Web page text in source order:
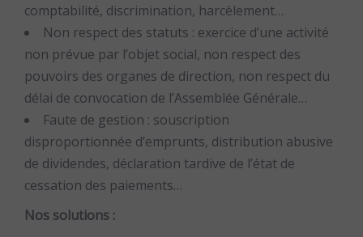
comptabilité, discrimination, harcèlement…
Non respect des statuts : exercice d’une activité
non prévue par l’objet social, non respect des
pouvoirs des organes de direction, non respect du
délai de convocation de l’Assemblée Générale…
Faute de gestion : souscription
disproportionnée d’emprunts, distribution abusive
de dividendes, déclaration tardive de l’état de
cessation des paiements…
Nos solutions :